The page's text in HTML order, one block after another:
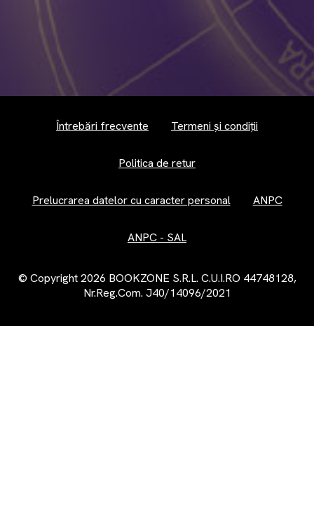
Întrebări frecvente Termeni și condiții
Politica de retur
Prelucrarea datelor cu caracter personal ANPC
ANPC - SAL
© Copyright 2026 BOOKZONE S.R.L. C.U.I.RO 44748128,
Nr.Reg.Com. J40/14096/2021